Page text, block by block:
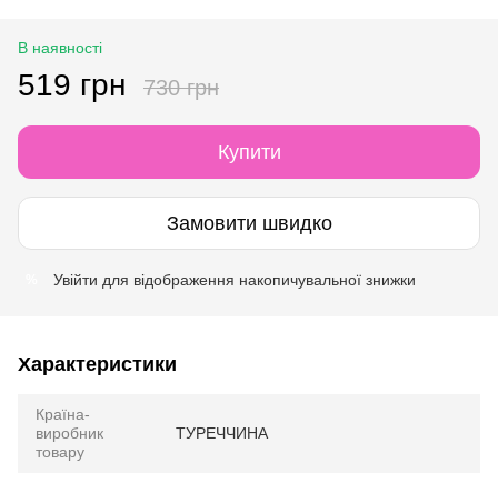
В наявності
519 грн 730 грн
Купити
Замовити швидко
Увійти для відображення накопичувальної знижки
Характеристики
Країна-
виробник
товару
ТУРЕЧЧИНА